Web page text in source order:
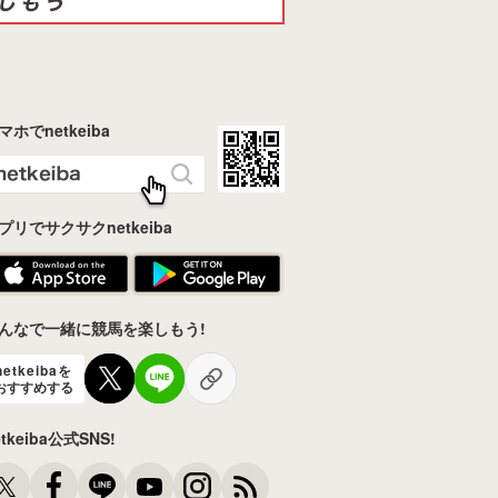
ホでnetkeiba
リでサクサクnetkeiba
なで一緒に競馬を楽しもう!
を
すすめする
公式SNS!